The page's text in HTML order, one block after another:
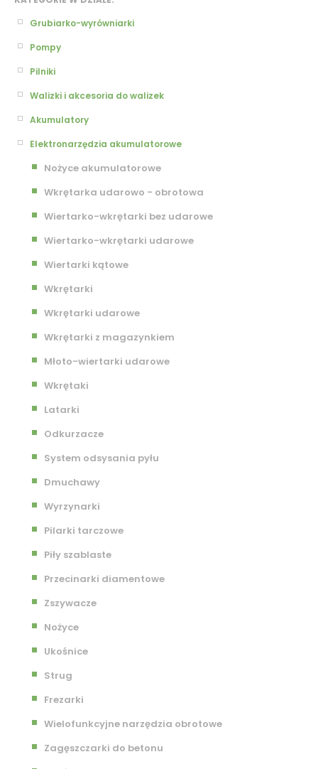
Grubiarko-wyrówniarki
Pompy
Pilniki
Walizki i akcesoria do walizek
Akumulatory
Elektronarzędzia akumulatorowe
Nożyce akumulatorowe
Wkrętarka udarowo - obrotowa
Wiertarko-wkrętarki bez udarowe
Wiertarko-wkrętarki udarowe
Wiertarki kątowe
Wkrętarki
Wkrętarki udarowe
Wkrętarki z magazynkiem
Młoto-wiertarki udarowe
Wkrętaki
Latarki
Odkurzacze
System odsysania pyłu
Dmuchawy
Wyrzynarki
Pilarki tarczowe
Piły szablaste
Przecinarki diamentowe
Zszywacze
Nożyce
Ukośnice
Strug
Frezarki
Wielofunkcyjne narzędzia obrotowe
Zagęszczarki do betonu